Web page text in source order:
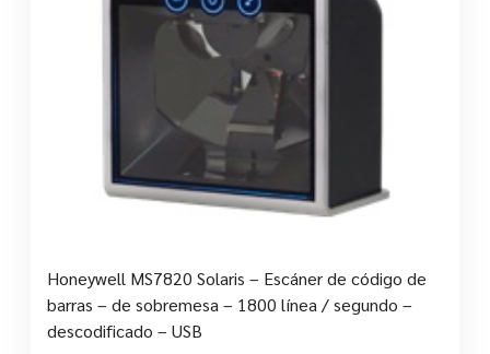
Honeywell MS7820 Solaris – Escáner de código de
barras – de sobremesa – 1800 línea / segundo –
descodificado – USB